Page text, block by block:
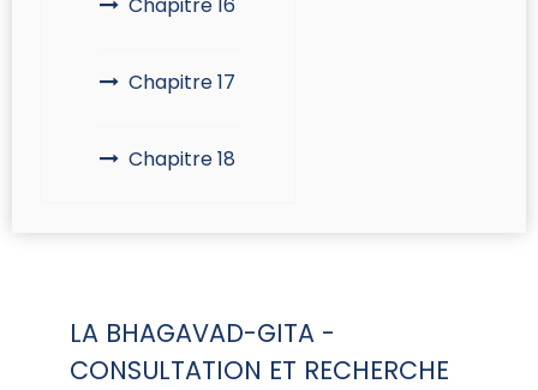
Chapitre 16
Chapitre 17
Chapitre 18
LA BHAGAVAD-GITA -
CONSULTATION ET RECHERCHE